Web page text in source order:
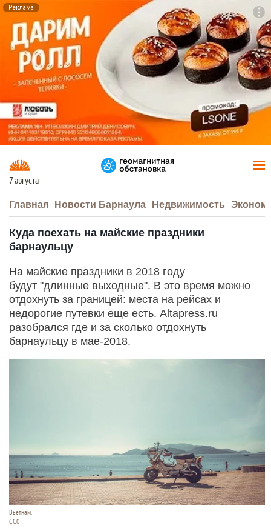
Реклама
7 августа
Главная Новости Барнаула Недвижимость
Куда поехать на майские праздники
барнаульцу
На майские праздники в 2018 году
будут "длинные выходные". В это время можно
отдохнуть за границей: места на рейсах и
недорогие путевки еще есть. Altapress.ru
разобрался где и за сколько отдохнуть
барнаульцу в мае-2018.
Вьетнам.
СС0